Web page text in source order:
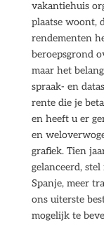
vakantiehuis
plaatse woont,
rendementen
beroepsgrond
maar het
spraak- en
rente die je
en heeft u er
en
grafiek. Tien
gelanceerd,
Spanje, meer
ons uiterste
mogelijk te